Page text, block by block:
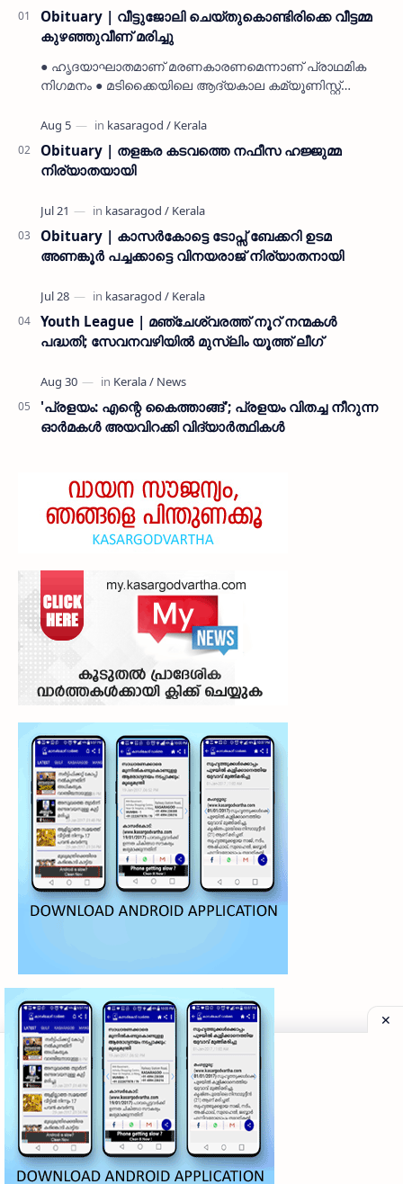
Obituary | വീട്ടുജോലി ചെയ്തുകൊണ്ടിരിക്കെ വീട്ടമ്മ
കുഴഞ്ഞുവീണ് മരിച്ചു
● ഹൃദയാഘാതമാണ് മരണകാരണമെന്നാണ് പ്രാഥമിക
നിഗമനം ● മടിക്കൈയിലെ ആദ്യകാല കമ്യൂണിസ്റ്റ്
മകളാണ് ● വിവരമറിഞ്ഞ് ജനപ്ര…
Obituary | തളങ്കര കടവത്തെ നഫീസ ഹജ്ജുമ്മ
നിര്യാതയായി
Obituary | കാസർകോട്ടെ ടോപ്സ് ബേക്കറി ഉടമ
അണങ്കൂർ പച്ചക്കാട്ടെ വിനയരാജ് നിര്യാതനായി
Youth League | മഞ്ചേശ്വരത്ത് നൂറ് നന്മകൾ
പദ്ധതി; സേവനവഴിയിൽ മുസ്ലിം യൂത്ത് ലീഗ്
'പ്രളയം: എന്റെ കൈത്താങ്ങ്'; പ്രളയം വിതച്ച നീറുന്ന
ഓര്‍മകള്‍ അയവിറക്കി വിദ്യാര്‍ത്ഥികള്‍
©2026‧My Kasaragod Vartha | LATEST KASARAGOD
Privacy Policy
Grievance Redressal